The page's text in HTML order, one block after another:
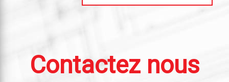
Contactez nous